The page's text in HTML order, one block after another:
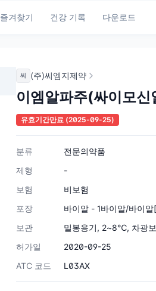
즐겨찾기 건강 기록 다운로드
씨 (주)씨엠지제약
이엠알파주(싸이모신
유효기간만료 (2025-09-25)
분류
전문의약품
제형
-
보험
비보험
포장
바이알 - 1바이알/바이
보관
밀봉용기, 2~8℃, 차광
허가일
2020-09-25
ATC 코드
L03AX